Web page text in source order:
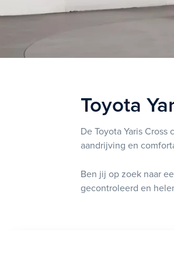
Toyota
De Toyota Yaris
aandrijving en
Ben jij op zoek naar
gecontroleerd en